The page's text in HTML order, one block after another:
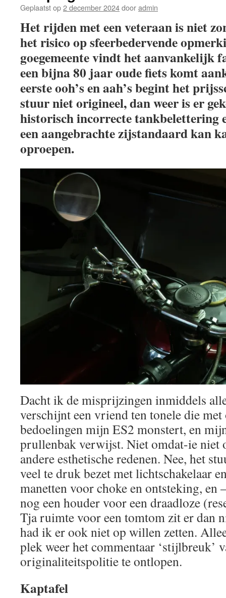
Geplaatst op2 december 2024dooradmin
Het rijden met een veteraan is niet
het risico op sfeerbedervende
goegemeente vindt het aanvankelijk
een bijna 80 jaar oude fiets komt
eerste ooh’s en aah’s begint het
stuur niet origineel, dan weer is er
historisch incorrecte tankbelettering
een aangebrachte zijstandaard kan
oproepen.
Dacht ik de misprijzingen inmiddels
verschijnt een vriend ten tonele die
bedoelingen mijn ES2 monstert, en
prullenbak verwijst. Niet omdat-ie niet
andere esthetische redenen. Nee, het
veel te druk bezet met lichtschakelaar
manetten voor choke en ontsteking, en
nog een houder voor een draadloze
Tja ruimte voor een tomtom zit er dan
had ik er ook niet op willen zetten.
plek weer het commentaar ‘stijlbreuk’
originaliteitspolitie te ontlopen.
Kaptafel